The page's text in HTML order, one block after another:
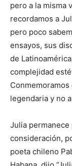
pero a la misma
recordamos a
pero poco
ensayos, sus
de
complejidad
legendaria y no
Julia
consideración,
poeta chileno